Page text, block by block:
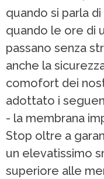
quando si parla
quando le ore di
passano senza
anche la
comofort dei
adottato i
- la membrana
Stop oltre a
un elevatissimo
superiore alle